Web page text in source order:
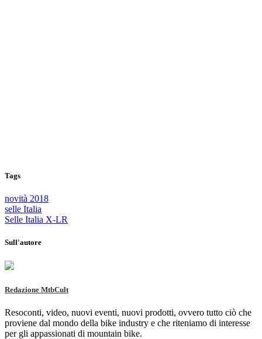
Tags
novità 2018
selle Italia
Selle Italia X-LR
Sull'autore
Redazione MtbCult
Resoconti, video, nuovi eventi, nuovi prodotti, ovvero tutto ciò che
proviene dal mondo della bike industry e che riteniamo di interesse
per gli appassionati di mountain bike.